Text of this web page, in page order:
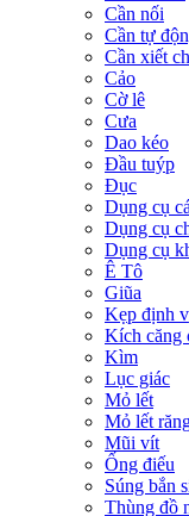
Cần nối
Cần tự
Cần xiết
Cảo
Cờ lê
Cưa
Dao kéo
Đầu tuýp
Đục
Dụng cụ
Dụng cụ
Dụng cụ
Ê Tô
Giũa
Kẹp định
Kích căng
Kìm
Lục giác
Mỏ lết
Mỏ lết
Mũi vít
Ống điếu
Súng bắn
Thùng đồ